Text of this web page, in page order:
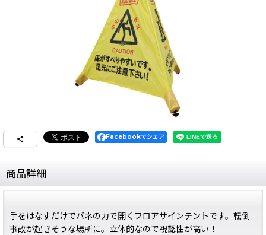
Facebookでシェア
商品詳細
手をはなすだけでバネの力で開くフロアサインテントです。転倒
事故が起きそうな場所に。立体的なので視認性が高い！